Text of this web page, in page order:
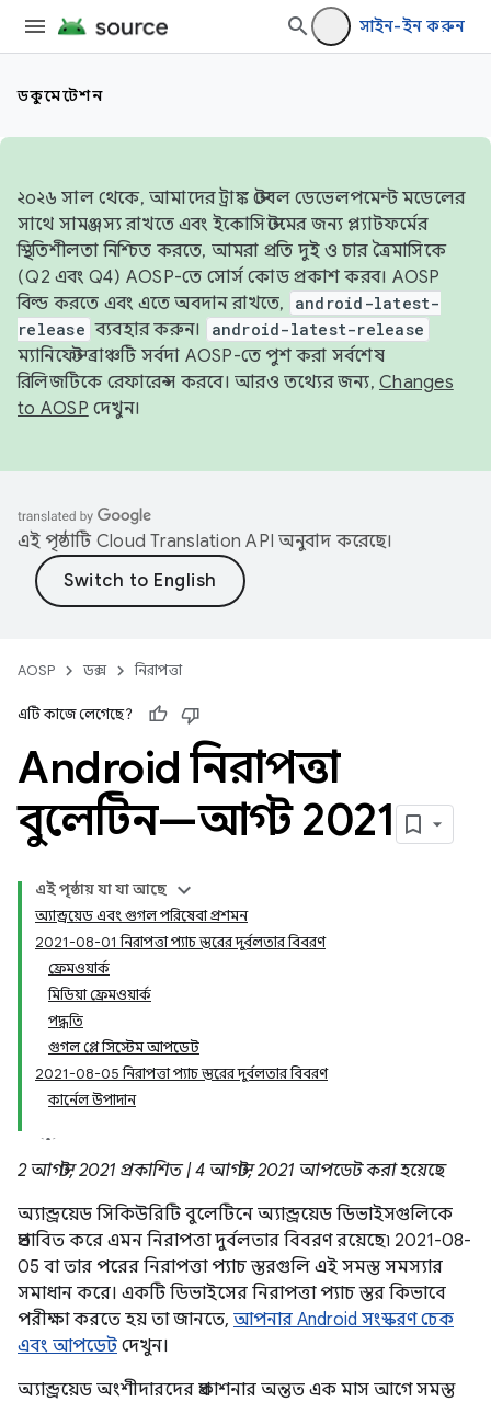
সাইন-ইন করুন
ডকুমেন্টেশন
২০২৬ সাল থেকে, আমাদের ট্রাঙ্ক স্টেবল ডেভেলপমেন্ট মডেলের
সাথে সামঞ্জস্য রাখতে এবং ইকোসিস্টেমের জন্য প্ল্যাটফর্মের
স্থিতিশীলতা নিশ্চিত করতে, আমরা প্রতি দুই ও চার ত্রৈমাসিকে
(Q2 এবং Q4) AOSP-তে সোর্স কোড প্রকাশ করব। AOSP
বিল্ড করতে এবং এতে অবদান রাখতে,
android-latest-
release ব্যবহার করুন। android-latest-release
ম্যানিফেস্ট ব্রাঞ্চটি সর্বদা AOSP-তে পুশ করা সর্বশেষ
রিলিজটিকে রেফারেন্স করবে। আরও তথ্যের জন্য, Changes
to AOSP দেখুন।
এই পৃষ্ঠাটি Cloud Translation API অনুবাদ করেছে।
AOSP ডক্স নিরাপত্তা
এটি কাজে লেগেছে?
Android নিরাপত্তা
বুলেটিন—আগস্ট 2021
এই পৃষ্ঠায় যা যা আছে
অ্যান্ড্রয়েড এবং গুগল পরিষেবা প্রশমন
2021-08-01 নিরাপত্তা প্যাচ স্তরের দুর্বলতার বিবরণ
ফ্রেমওয়ার্ক
মিডিয়া ফ্রেমওয়ার্ক
পদ্ধতি
গুগল প্লে সিস্টেম আপডেট
2021-08-05 নিরাপত্তা প্যাচ স্তরের দুর্বলতার বিবরণ
কার্নেল উপাদান
2 আগস্ট, 2021 প্রকাশিত | 4 আগস্ট, 2021 আপডেট করা হয়েছে
অ্যান্ড্রয়েড সিকিউরিটি বুলেটিনে অ্যান্ড্রয়েড ডিভাইসগুলিকে
প্রভাবিত করে এমন নিরাপত্তা দুর্বলতার বিবরণ রয়েছে৷ 2021-08-
05 বা তার পরের নিরাপত্তা প্যাচ স্তরগুলি এই সমস্ত সমস্যার
সমাধান করে। একটি ডিভাইসের নিরাপত্তা প্যাচ স্তর কিভাবে
পরীক্ষা করতে হয় তা জানতে, আপনার Android সংস্করণ চেক
এবং আপডেট দেখুন।
অ্যান্ড্রয়েড অংশীদারদের প্রকাশনার অন্তত এক মাস আগে সমস্ত